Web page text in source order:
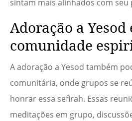
sintam mais alinhados com
Adoração a Yesod
comunidade
A adoração a Yesod também
comunitária, onde grupos se
honrar essa sefirah. Essas
meditações em grupo,